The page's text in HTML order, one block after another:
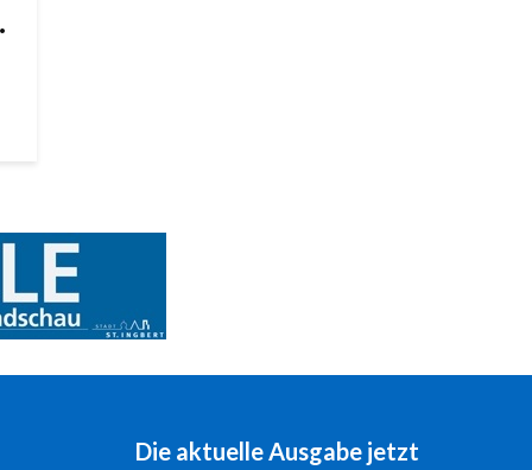
Die aktuelle Ausgabe jetzt